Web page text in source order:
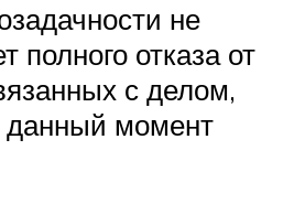
не
полного отказа от
с делом,
момент